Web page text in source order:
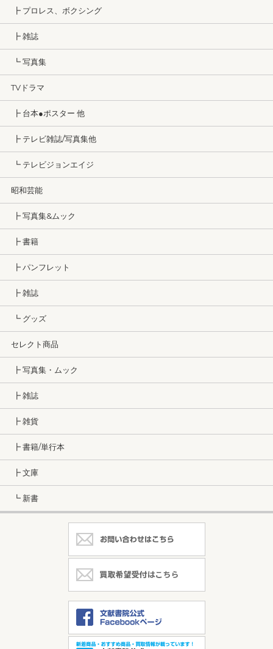
┣ プロレス、ボクシング
┣ 雑誌
┗ 写真集
TVドラマ
┣ 台本●ポスター 他
┣ テレビ雑誌/写真集他
┗ テレビジョンエイジ
昭和芸能
┣ 写真集&ムック
┣ 書籍
┣ パンフレット
┣ 雑誌
┗ グッズ
セレクト商品
┣ 写真集・ムック
┣ 雑誌
┣ 雑貨
┣ 書籍/単行本
┣ 文庫
┗ 新書